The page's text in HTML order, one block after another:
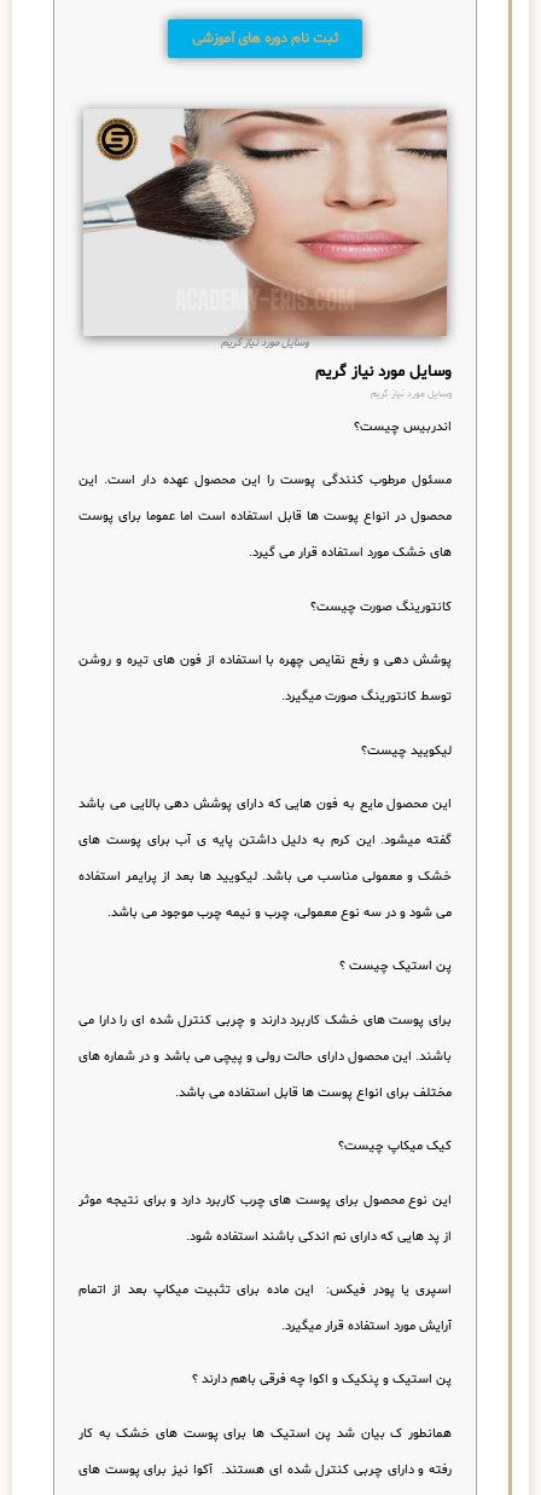
ثبت نام دوره های آموزشی
وسایل مورد نیاز گریم
وسایل مورد نیاز گریم
وسایل مورد نیاز گریم
اندربیس چیست؟
مسئول مرطوب کنندگی پوست را این محصول عهده دار است. این
محصول در انواع پوست ها قابل استفاده است اما عموما برای پوست
های خشک مورد استفاده قرار می گیرد.
کانتورینگ صورت چیست؟
پوشش دهی و رفع نقایص چهره با استفاده از فون های تیره و روشن
توسط کانتورینگ صورت میگیرد.
لیکویید چیست؟
این محصول مایع به فون هایی که دارای پوشش دهی بالایی می باشد
گفته میشود. این کرم به دلیل داشتن پایه ی آب برای پوست های
خشک و معمولی مناسب می باشد. لیکویید ها بعد از پرایمر استفاده
می شود و در سه نوع معمولی، چرب و نیمه چرب موجود می باشد.
پن استیک چیست ؟
برای پوست های خشک کاربرد دارند و چربی کنترل شده ای را دارا می
باشند. این محصول دارای حالت رولی و پیچی می باشد و در شماره های
مختلف برای انواع پوست ها قابل استفاده می باشد.
کیک میکاپ چیست؟
این نوع محصول برای پوست های چرب کاربرد دارد و برای نتیجه موثر
از پد هایی که دارای نم اندکی باشند استفاده شود.
اسپری یا پودر فیکس: این ماده برای تثبیت میکاپ بعد از اتمام
آرایش مورد استفاده قرار میگیرد.
پن استیک و پنکیک و اکوا چه فرقی باهم دارند ؟
همانطور ک بیان شد پن استیک ها برای پوست های خشک به کار
رفته و دارای چربی کنترل شده ای هستند. آکوا نیز برای پوست های